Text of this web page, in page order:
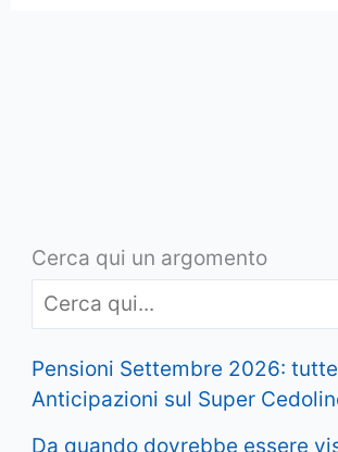
Cerca qui un argomento
Pensioni Settembre 2026:
Anticipazioni sul Super
Da quando dovrebbe essere